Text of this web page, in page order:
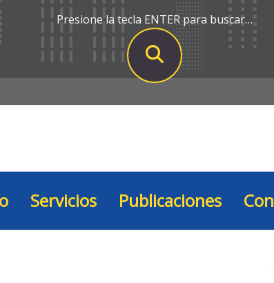
Presione la tecla ENTER para buscar…
Servicios Publicaciones